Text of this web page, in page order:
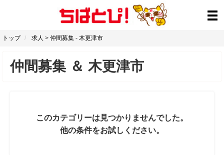
トップ 求人 > 仲間募集 - 木更津市
仲間募集 ＆ 木更津市
このカテゴリーは見つかりませんでした。
他の条件をお試しください。